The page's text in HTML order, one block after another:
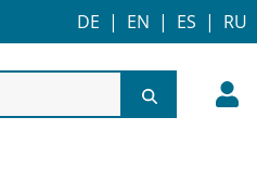
DE | EN | ES | RU